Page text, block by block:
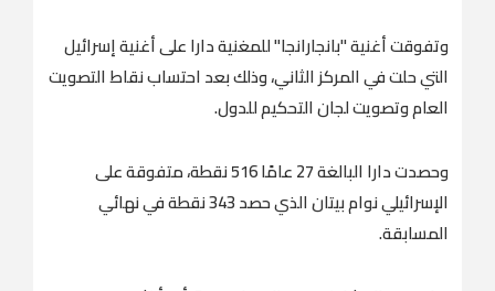
وتفوقت ‌أغنية "⁠بانجارانجا" للمغنية دارا على ⁠أغنية ‌إسرائيل
التي ⁠حلت في ⁠المركز الثاني، وذلك ⁠بعد احتساب نقاط التصويت
العام وتصويت لجان التحكيم للدول.
وحصدت دارا البالغة 27 عامًا 516 نقطة، متفوقة على
الإسرائيلي نوام بيتان الذي حصد 343 نقطة في نهائي
المسابقة.